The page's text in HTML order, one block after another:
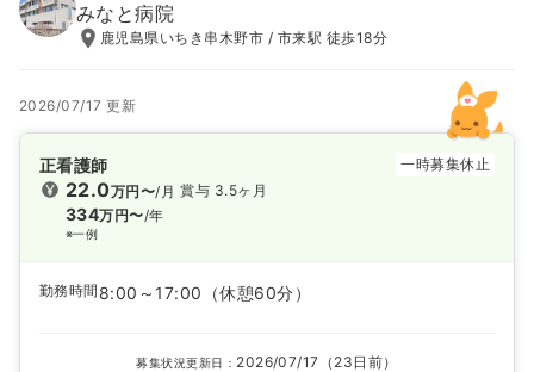
みなと病院
鹿児島県いちき串木野市 / 市来駅 徒歩18分
2026/07/17 更新
正看護師 一時募集休止
22.0万円〜/月
334万円〜/年
※一例
賞与 3.5ヶ月
勤務時間 8:00～17:00 （休憩60分）
募集状況更新日： 2026/07/17（23日前）